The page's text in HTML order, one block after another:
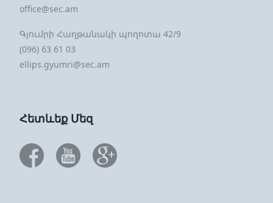
office@sec.am
Գյումրի Հաղթանակի պողոտա 42/9
(096) 63 61 03
ellips.gyumri@sec.am
Հետևեք Մեզ